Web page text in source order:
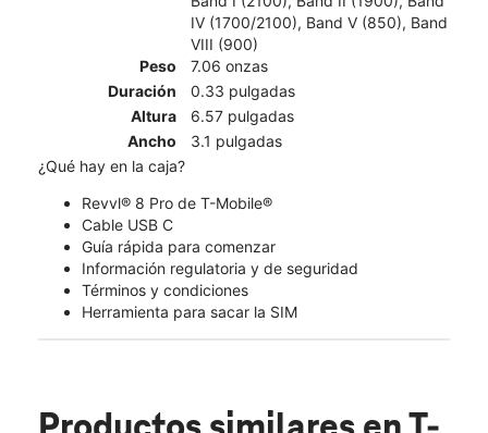
IV (1700/2100), Band V (850), Band
VIII (900)
Peso
7.06 onzas
Duración
0.33 pulgadas
Altura
6.57 pulgadas
Ancho
3.1 pulgadas
¿Qué hay en la caja?
Revvl® 8 Pro de T-Mobile®
Cable USB C
Guía rápida para comenzar
Información regulatoria y de seguridad
Términos y condiciones
Herramienta para sacar la SIM